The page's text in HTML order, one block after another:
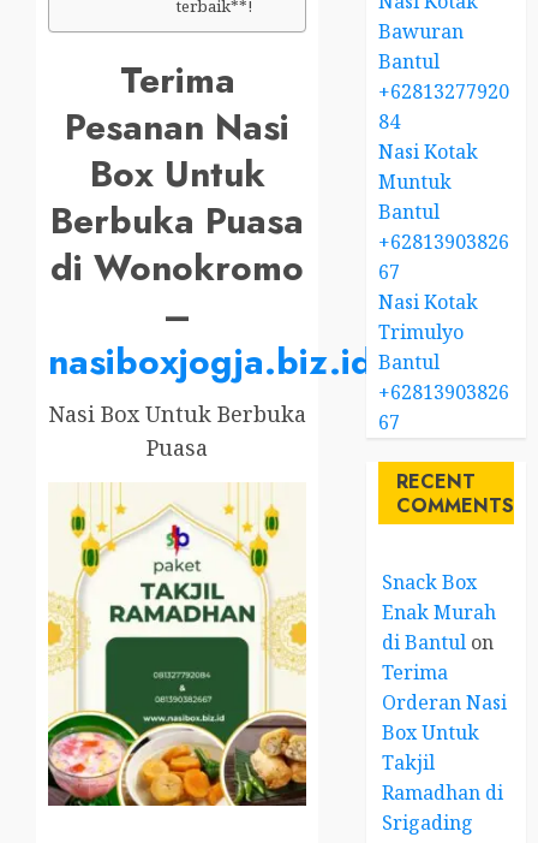
terbaik**!
Terima
Pesanan Nasi
Box Untuk
Berbuka Puasa
di Wonokromo
–
nasiboxjogja.biz.id
Nasi Box Untuk Berbuka
Puasa
Bawuran
Bantul
+62813277920
84
Nasi Kotak
Muntuk
Bantul
+62813903826
67
Nasi Kotak
Trimulyo
Bantul
+62813903826
67
RECENT
COMMENTS
Snack Box
Enak Murah
di Bantul on
Terima
Orderan Nasi
Box Untuk
Takjil
Ramadhan di
Srigading